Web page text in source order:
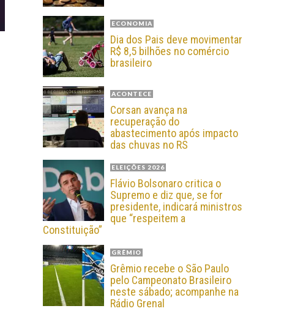
ECONOMIA
Dia dos Pais deve movimentar
R$ 8,5 bilhões no comércio
brasileiro
ACONTECE
Corsan avança na
recuperação do
abastecimento após impacto
das chuvas no RS
ELEIÇÕES 2026
Flávio Bolsonaro critica o
Supremo e diz que, se for
presidente, indicará ministros
que “respeitem a
Constituição”
GRÊMIO
Grêmio recebe o São Paulo
pelo Campeonato Brasileiro
neste sábado; acompanhe na
Rádio Grenal